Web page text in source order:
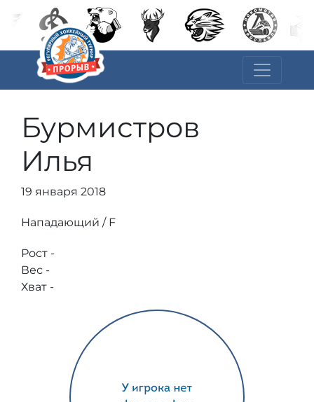
Бурмистров
Илья
19 января 2018
Нападающий / F
Рост -
Вес -
Хват -